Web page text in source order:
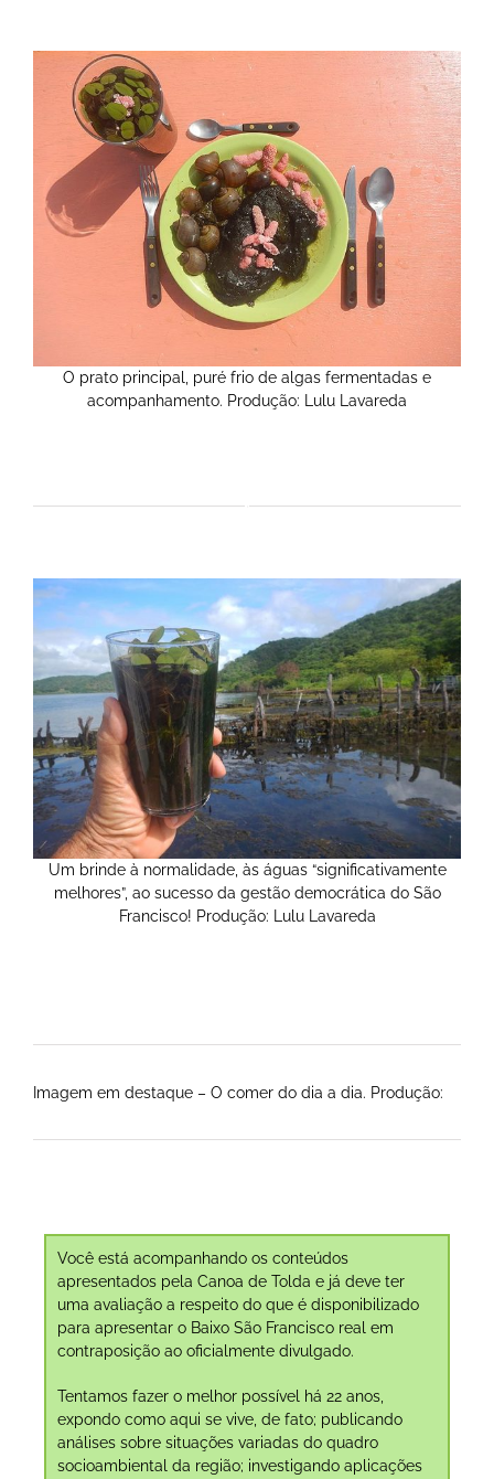
O prato principal, puré frio de algas fermentadas e
acompanhamento. Produção: Lulu Lavareda
Um brinde à normalidade, às águas “significativamente
melhores”, ao sucesso da gestão democrática do São
Francisco! Produção: Lulu Lavareda
Imagem em destaque – O comer do dia a dia. Produção:
Você está acompanhando os conteúdos
apresentados pela Canoa de Tolda e já deve ter
uma avaliação a respeito do que é disponibilizado
para apresentar o Baixo São Francisco real em
contraposição ao oficialmente divulgado.
Tentamos fazer o melhor possível há 22 anos,
expondo como aqui se vive, de fato; publicando
análises sobre situações variadas do quadro
socioambiental da região; investigando aplicações